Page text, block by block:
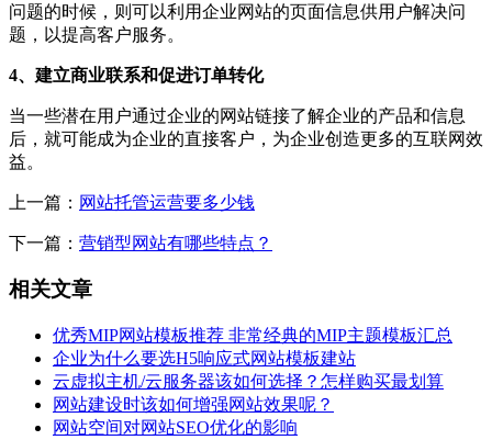
问题的时候，则可以利用企业网站的页面信息供用户解决问
题，以提高客户服务。
4、建立商业联系和促进订单转化
当一些潜在用户通过企业的网站链接了解企业的产品和信息
后，就可能成为企业的直接客户，为企业创造更多的互联网效
益。
上一篇： 网站托管运营要多少钱
下一篇： 营销型网站有哪些特点？
相关文章
优秀MIP网站模板推荐 非常经典的MIP主题模板汇总
企业为什么要选H5响应式网站模板建站
云虚拟主机/云服务器该如何选择？怎样购买最划算
网站建设时该如何增强网站效果呢？
网站空间对网站SEO优化的影响